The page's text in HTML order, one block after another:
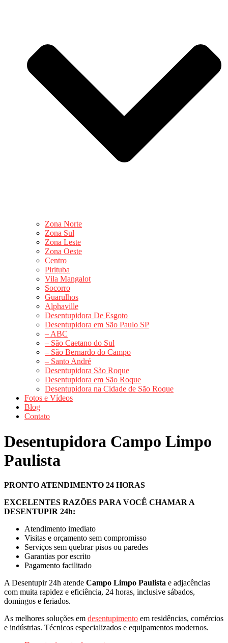
Zona Norte
Zona Sul
Zona Leste
Zona Oeste
Centro
Pirituba
Vila Mangalot
Socorro
Guarulhos
Alphaville
Desentupidora De Esgoto
Desentupidora em São Paulo SP
– ABC
– São Caetano do Sul
– São Bernardo do Campo
– Santo André
Desentupidora São Roque
Desentupidora em São Roque
Desentupidora na Cidade de São Roque
Fotos e Vídeos
Blog
Contato
Desentupidora Campo Limpo
Paulista
PRONTO ATENDIMENTO 24 HORAS
EXCELENTES RAZÕES PARA VOCÊ CHAMAR A
DESENTUPIR 24h:
Atendimento imediato
Visitas e orçamento sem compromisso
Serviços sem quebrar pisos ou paredes
Garantias por escrito
Pagamento facilitado
A Desentupir 24h atende Campo Limpo Paulista e adjacências
com muita rapidez e eficiência, 24 horas, inclusive sábados,
domingos e feriados.
As melhores soluções em desentupimento em residências, comércios
e indústrias. Técnicos especializados e equipamentos modernos.